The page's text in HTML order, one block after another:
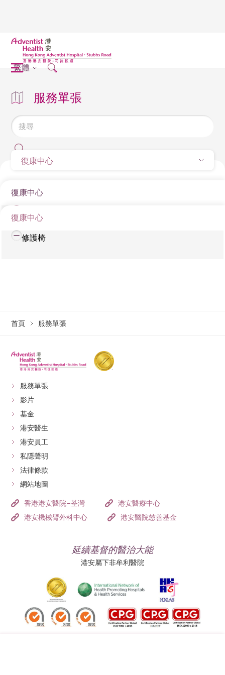
繁體
服務單張
復康中心
復康中心
復康中心
膝關節置換：術後復康指南
修護椅
首頁 服務單張
服務單張
影片
基金
港安醫生
港安員工
私隱聲明
法律條款
網站地圖
香港港安醫院–荃灣
港安醫療中心
港安機械臂外科中心
港安醫院慈善基金
延續基督的醫治大能
港安屬下非牟利醫院